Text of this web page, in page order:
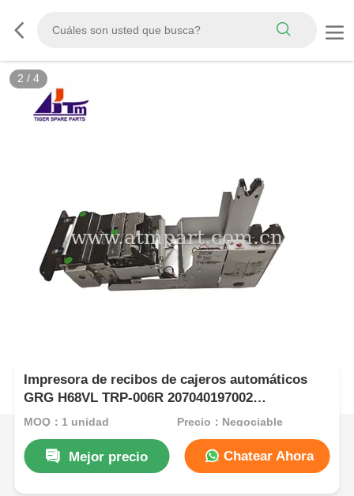
2 / 4
Impresora de recibos de cajeros automáticos
GRG H68VL TRP-006R 207040197002
YT2.241.0311
MOQ：1 unidad Precio：Negociable
Mejor precio Chatear Ahora